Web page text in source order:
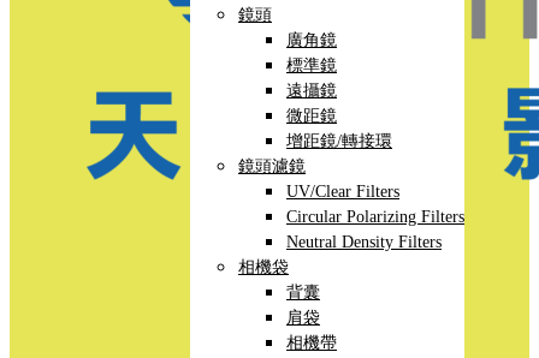
鏡頭
廣角鏡
標準鏡
遠攝鏡
微距鏡
增距鏡/轉接環
鏡頭濾鏡
UV/Clear Filters
Circular Polarizing Filters
Neutral Density Filters
相機袋
背囊
肩袋
相機帶